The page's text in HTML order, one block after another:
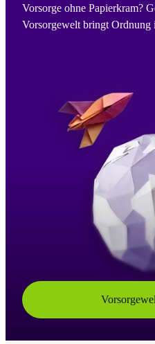
Vorsorge ohne Papierkram?
Vorsorgewelt bringt Ordnung